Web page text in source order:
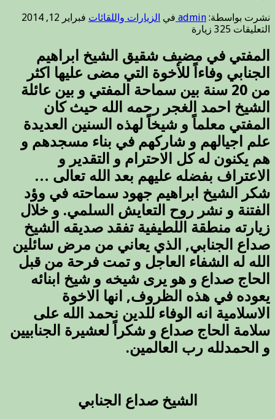
نشرت بواسطة: admin في الزيارات واللقائات فبراير 12, 2014
التعليقات على
في
مضيف
شقيق
الشيخ
ابراهيم
الجنابي
وفاءاً
للأخوة
التي
مضى
عليها
اكثر
من
سنة
مغلقة
325 زيارة
المفتي في مضيف شقيق الشيخ ابراهيم
الجنابي وفاءاً للأخوة التي مضى عليها اكثر
من 20 سنة بين سماحة المفتي و بين عائلة
الشيخ احمد الغجر رحمه الله حيث كان
المفتي معلماً و شيخاً لهذه السنين العديدة
علم اجيالهم و شاركهم في بناء مسجدهم و
هم يكنون له كل الاحترام و التقدير و
الاعتراف بفضله عليهم بعد الله تعالى …
شكر الشيخ ابراهيم جهود سماحته في وؤد
الفتنة و نشر روح التعايش السلمي. و خلال
زيارته منطقة اللطيفية تفقد صديقه الشيخ
صداع الجنابي, الذي يعاني من مرض سائلين
الله له الشفاء العاجل و تمت فرحة من قبل
الحاج صداع و هو يرى شيخه و شيخ ابنائه
يعوده في هذه الظروف, انها الاخوة
الاسلامية انه الوفاء للدين نحمد الله على
سلامة الحاج صداع و شكراً لعشيرة الجنابيين
و الحمدلله رب العالمين.
الشيخ صداع الجنابي